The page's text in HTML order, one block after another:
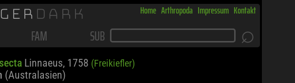
GER DARK Home Arthropoda Impressum Kontakt
FAM SUB ⌕
Linnaeus, 1758 (Freikiefler)
(Australasien)